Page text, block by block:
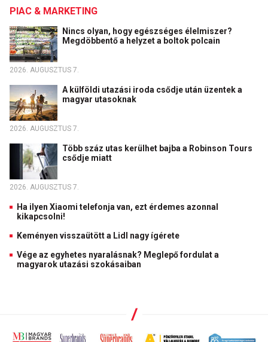
PIAC & MARKETING
Nincs olyan, hogy egészséges élelmiszer?
Megdöbbentő a helyzet a boltok polcain
2026. AUGUSZTUS 7.
A külföldi utazási iroda csődje után üzentek a
magyar utasoknak
2026. AUGUSZTUS 7.
Több száz utas kerülhet bajba a Robinson Tours
csődje miatt
2026. AUGUSZTUS 7.
Ha ilyen Xiaomi telefonja van, ezt érdemes azonnal
kikapcsolni!
Keményen visszaütött a Lidl nagy ígérete
Vége az egyhetes nyaralásnak? Meglepő fordulat a
magyarok utazási szokásaiban